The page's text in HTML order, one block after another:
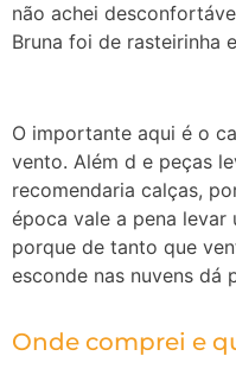
não achei
Bruna foi de rasteirinha
O importante aqui é o
vento. Além d e peças
recomendaria calças,
época vale a pena levar
porque de tanto que
esconde nas nuvens dá
Onde comprei e